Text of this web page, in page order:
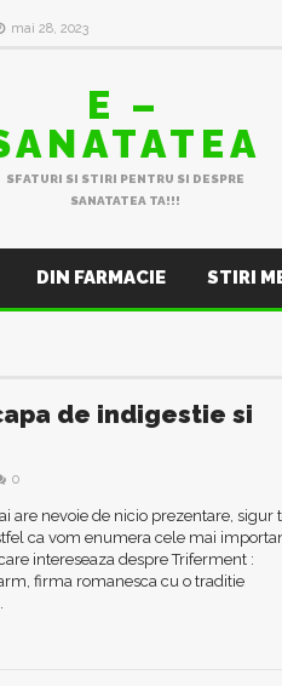
mai 28, 2023
E –
SFATURI SI STIRI PENTRU SI DESPRE
SANATATEA TA!!!
DIN FARMACIE STIRI
de indigestie si
0
are nevoie de nicio prezentare, sigur
ca vom enumera cele mai
intereseaza despre Triferment :
firma romanesca cu o traditie